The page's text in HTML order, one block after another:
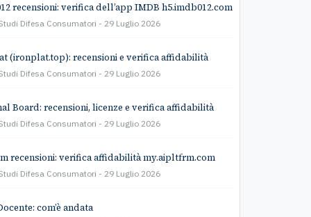
recensioni: verifica dell’app IMDB h5.imdb012.com
Difesa Consumatori 29 Luglio 2026
(ironplat.top): recensioni e verifica affidabilità
Difesa Consumatori 29 Luglio 2026
Board: recensioni, licenze e verifica affidabilità
Difesa Consumatori 29 Luglio 2026
recensioni: verifica affidabilità my.aipltfrm.com
Difesa Consumatori 29 Luglio 2026
com’è andata